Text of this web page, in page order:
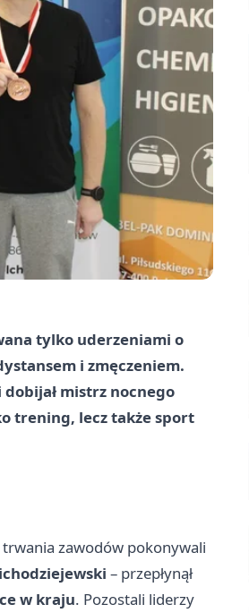
tylko uderzeniami o
i zmęczeniem.
mistrz nocnego
trening, lecz także sport
trwania zawodów pokonywali
– przepłynął
w kraju. Pozostali liderzy